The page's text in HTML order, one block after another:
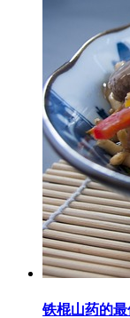
铁棍山药的